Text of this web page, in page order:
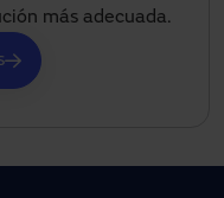
más adecuada.